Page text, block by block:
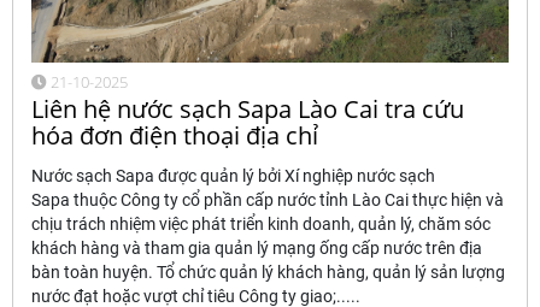
21-10-2025
Liên hệ nước sạch Sapa Lào Cai tra cứu
hóa đơn điện thoại địa chỉ
Nước sạch Sapa được quản lý bởi Xí nghiệp nước sạch
Sapa thuộc Công ty cổ phần cấp nước tỉnh Lào Cai thực hiện và
chịu trách nhiệm việc phát triển kinh doanh, quản lý, chăm sóc
khách hàng và tham gia quản lý mạng ống cấp nước trên địa
bàn toàn huyện. Tổ chức quản lý khách hàng, quản lý sản lượng
nước đạt hoặc vượt chỉ tiêu Công ty giao;.....